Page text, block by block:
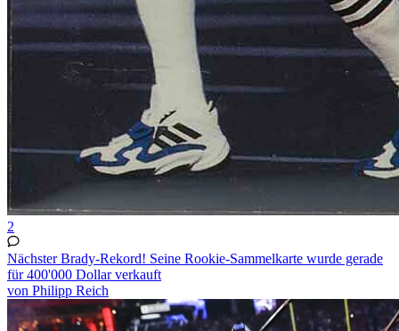
2
Nächster Brady-Rekord! Seine Rookie-Sammelkarte wurde gerade
für 400'000 Dollar verkauft
von Philipp Reich